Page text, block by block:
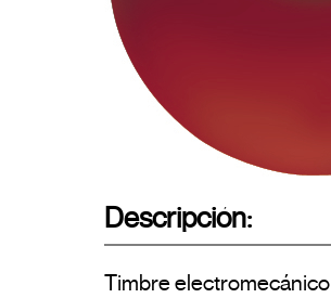
Descripción:
Timbre electromecánico